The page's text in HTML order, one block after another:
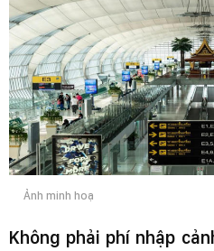
Ảnh minh hoạ
Không phải phí nhập